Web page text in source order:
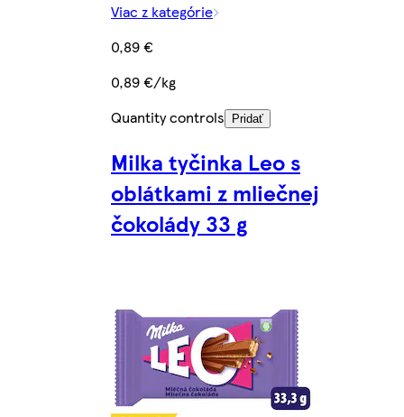
Viac z kategórie
0,89 €
0,89 €/kg
Quantity controls
Pridať
Milka tyčinka Leo s
oblátkami z mliečnej
čokolády 33 g